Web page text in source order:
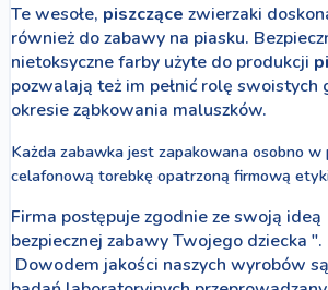
Te wesołe, piszczące zwierzaki
również do zabawy na piasku.
nietoksyczne farby użyte do produkcji
pozwalają też im pełnić rolę swoistych
okresie ząbkowania maluszków.
Każda zabawka jest zapakowana osobno w
celafonową torebkę opatrzoną firmową
Firma postępuje zgodnie ze swoją ideą
bezpiecznej zabawy Twojego dziecka ".
Dowodem jakości naszych wyrobów